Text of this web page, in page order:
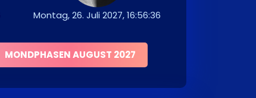
Montag, 26. Juli 2027, 16:56:36
MONDPHASEN AUGUST 2027